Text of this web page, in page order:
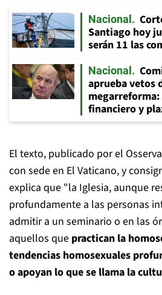
Nacional
Santiago hoy
serán 11 las
Nacional
aprueba vetos
financiero y
El texto, publicado por el
con sede en El Vaticano, y
explica que "la Iglesia, aunque
profundamente a las personas
admitir a un seminario o en las
aquellos que practican la
tendencias homosexuales
o apoyan lo que se llama la